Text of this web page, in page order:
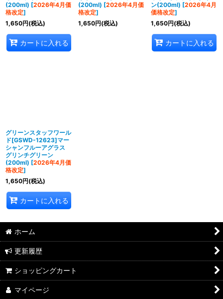
(200ml) [2026年4月価
格改定]
1,650円(税込)
カートに入れる
(200ml) [2026年4月価
格改定]
1,650円(税込)
ン(200ml) [2026年4月
価格改定]
1,650円(税込)
カートに入れる
グリーンスタッフワール
ド[GSWD-12623]マー
シャンフルーアグラス
グリンチグリーン
(200ml) [2026年4月価
格改定]
1,650円(税込)
カートに入れる
ホーム
更新履歴
ショッピングカート
マイページ